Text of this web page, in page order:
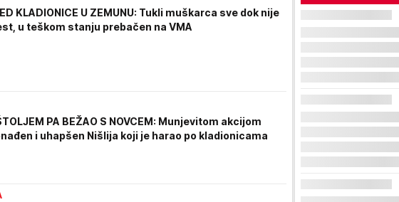
KLADIONICE U ZEMUNU: Tukli muškarca sve dok nije
u teškom stanju prebačen na VMA
PA BEŽAO S NOVCEM: Munjevitom akcijom
i uhapšen Nišlija koji je harao po kladionicama